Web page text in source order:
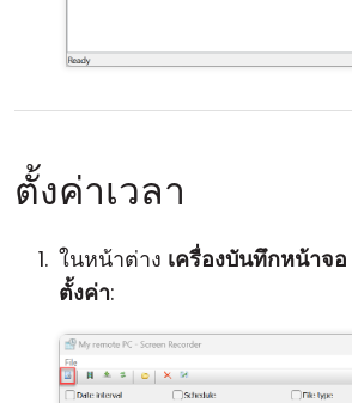
ตั้งค่าเวลา
ในหน้าต่าง เครื่องบันทึกหน้าจอ
ตั้งค่า: